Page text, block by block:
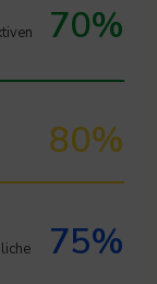
70%
80%
75%